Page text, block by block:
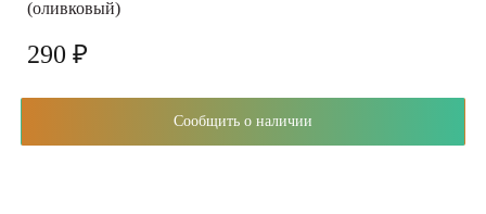
(оливковый)
290 ₽
Сообщить о наличии